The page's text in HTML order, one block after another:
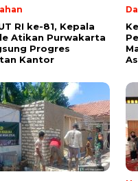
RI ke-81, Kepala
Atikan Purwakarta
Progres
Kantor